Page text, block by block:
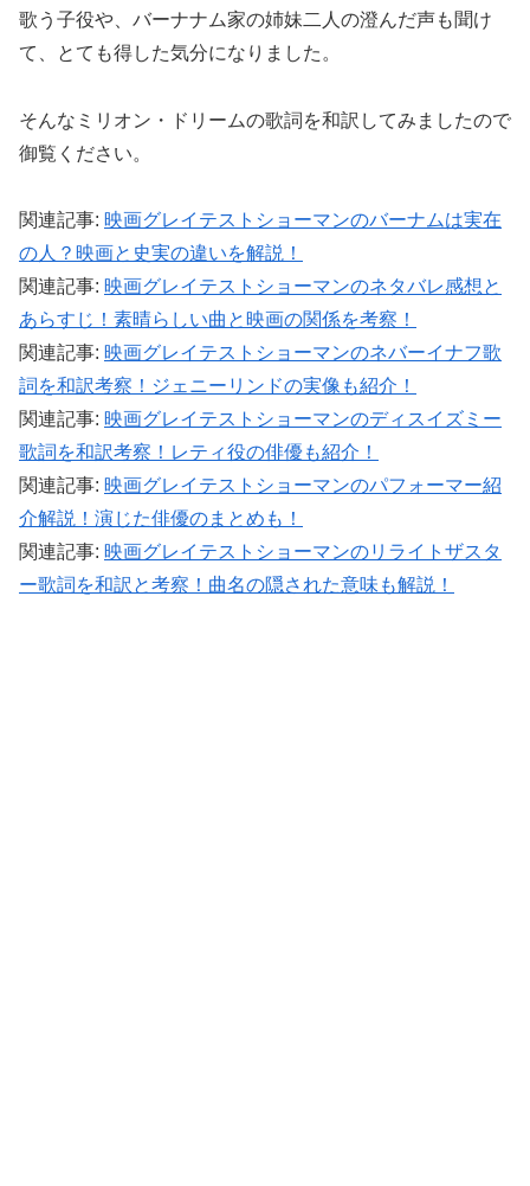
歌う子役や、バーナナム家の姉妹二人の澄んだ声も聞け
て、とても得した気分になりました。
そんなミリオン・ドリームの歌詞を和訳してみましたので
御覧ください。
関連記事: 映画グレイテストショーマンのバーナムは実在
の人？映画と史実の違いを解説！
関連記事: 映画グレイテストショーマンのネタバレ感想と
あらすじ！素晴らしい曲と映画の関係を考察！
関連記事: 映画グレイテストショーマンのネバーイナフ歌
詞を和訳考察！ジェニーリンドの実像も紹介！
関連記事: 映画グレイテストショーマンのディスイズミー
歌詞を和訳考察！レティ役の俳優も紹介！
関連記事: 映画グレイテストショーマンのパフォーマー紹
介解説！演じた俳優のまとめも！
関連記事: 映画グレイテストショーマンのリライトザスタ
ー歌詞を和訳と考察！曲名の隠された意味も解説！